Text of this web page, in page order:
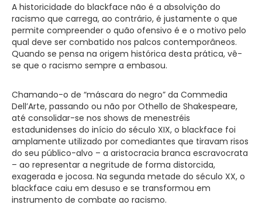
A historicidade do blackface não é a absolvição do
racismo que carrega, ao contrário, é justamente o que
permite compreender o quão ofensivo é e o motivo pelo
qual deve ser combatido nos palcos contemporâneos.
Quando se pensa na origem histórica desta prática, vê-
se que o racismo sempre a embasou.
Chamando-o de “máscara do negro” da Commedia
Dell’Arte, passando ou não por Othello de Shakespeare,
até consolidar-se nos shows de menestréis
estadunidenses do início do século XIX, o blackface foi
amplamente utilizado por comediantes que tiravam risos
do seu público-alvo – a aristocracia branca escravocrata
– ao representar a negritude de forma distorcida,
exagerada e jocosa. Na segunda metade do século XX, o
blackface caiu em desuso e se transformou em
instrumento de combate ao racismo.